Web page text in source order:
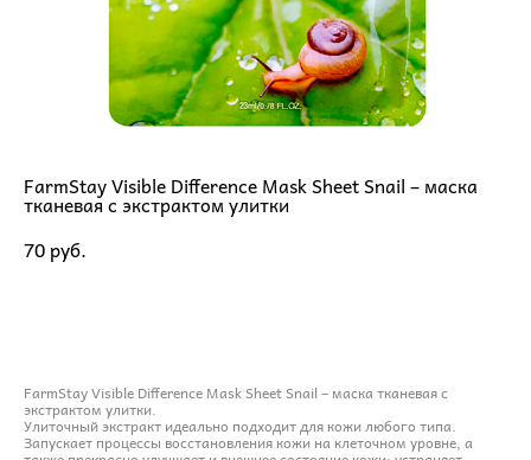
FarmStay Visible Difference Mask Sheet Snail – маска
тканевая с экстрактом улитки
70 pуб.
FarmStay Visible Difference Mask Sheet Snail – маска тканевая с
экстрактом улитки.
Улиточный экстракт идеально подходит для кожи любого типа.
Запускает процессы восстановления кожи на клеточном уровне, а